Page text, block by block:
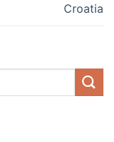
Croatia